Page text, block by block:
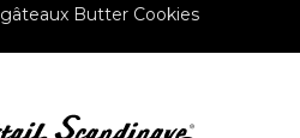
gâteaux Butter Cookies